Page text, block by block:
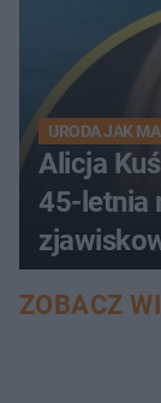
URODA JAK
Alicja
45-letnia
ZOBACZ